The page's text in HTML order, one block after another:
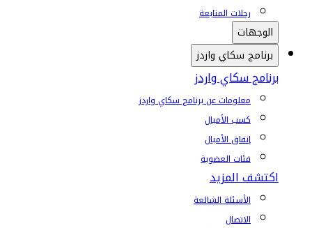
رحلات المتابعة
الوجهات
برنامج سكاي واردز
برنامج سكاي واردز
معلومات عن برنامج سكاي واردز
كسب الأميال
إنفاق الأميال
فئات العضوية
اكتشف المزيد
الأسئلة الشائعة
الاتصال